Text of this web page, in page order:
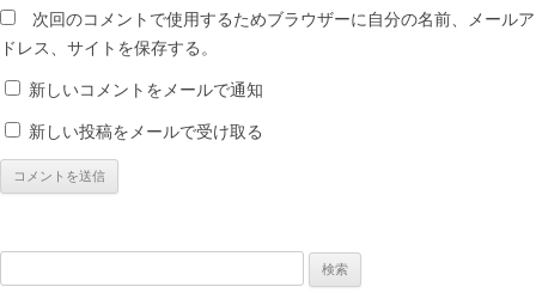
次回のコメントで使用するためブラウザーに自分の名前、メールア
ドレス、サイトを保存する。
新しいコメントをメールで通知
新しい投稿をメールで受け取る